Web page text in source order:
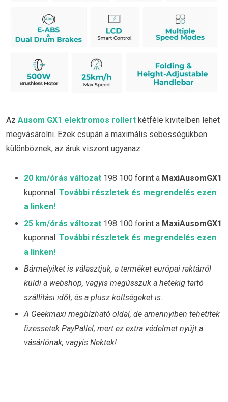
Az Ausom GX1 elektromos rollert kétféle kivitelben lehet
megvásárolni. Ezek csupán a maximális sebességükben
különböznek, az áruk viszont ugyanaz.
20 km/órás változat 198 100 forint a MaxiAusomGX1
kuponnal. További részletek és megrendelés ezen
a linken!
25 km/órás változat 198 100 forint a MaxiAusomGX1
kuponnal. További részletek és megrendelés ezen
a linken!
Bármelyiket is választjuk, a terméket európai raktárról
küldi a webshop, vagyis megússzuk a hetekig tartó
szállítási időt, és a plusz költségeket is.
A Geekmaxi megbízható oldal, de amennyiben tehetitek
fizessetek PayPallel, mert ez extra védelmet nyújt a
vásárlónak, vagyis Nektek!